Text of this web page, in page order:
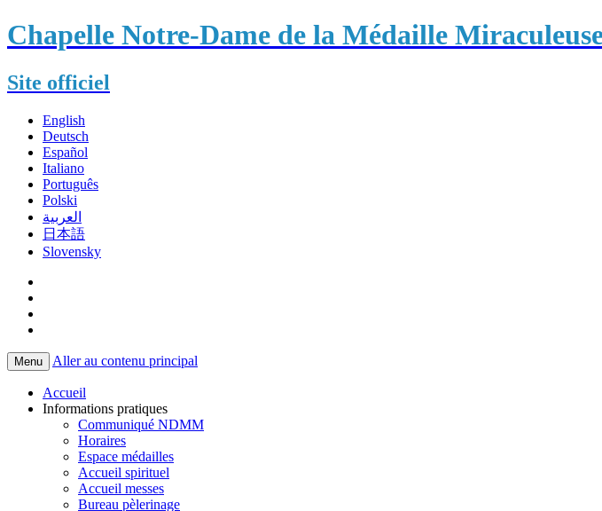
Chapelle Notre-Dame de la Médaille
Site officiel
English
Deutsch
Español
Italiano
Português
Polski
العربية
日本語
Slovensky
Menu Aller au contenu principal
Accueil
Informations pratiques
Communiqué NDMM
Horaires
Espace médailles
Accueil spirituel
Accueil messes
Bureau pèlerinage